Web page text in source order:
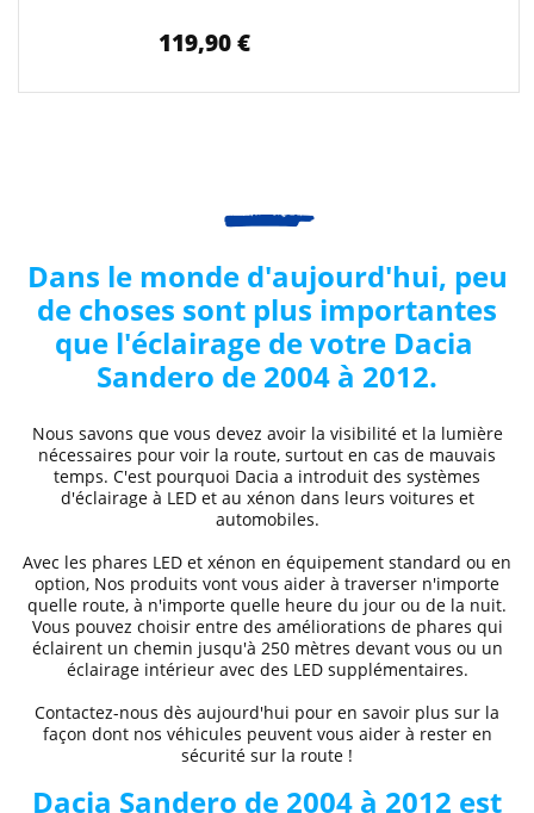
119,90 €
Dans le monde d'aujourd'hui, peu
de choses sont plus importantes
que l'éclairage de votre Dacia
Sandero de 2004 à 2012.
Nous savons que vous devez avoir la visibilité et la lumière
nécessaires pour voir la route, surtout en cas de mauvais
temps. C'est pourquoi Dacia a introduit des systèmes
d'éclairage à LED et au xénon dans leurs voitures et
automobiles.
Avec les phares LED et xénon en équipement standard ou en
option, Nos produits vont vous aider à traverser n'importe
quelle route, à n'importe quelle heure du jour ou de la nuit.
Vous pouvez choisir entre des améliorations de phares qui
éclairent un chemin jusqu'à 250 mètres devant vous ou un
éclairage intérieur avec des LED supplémentaires.
Contactez-nous dès aujourd'hui pour en savoir plus sur la
façon dont nos véhicules peuvent vous aider à rester en
sécurité sur la route !
Dacia Sandero de 2004 à 2012 est